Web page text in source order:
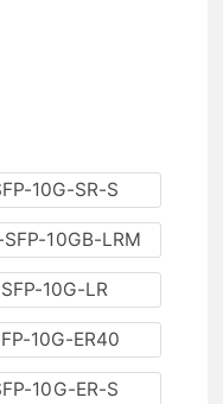
10G-SR-S
10GB-LRM
SFP-10G-LR
10G-ER40
10G-ER-S